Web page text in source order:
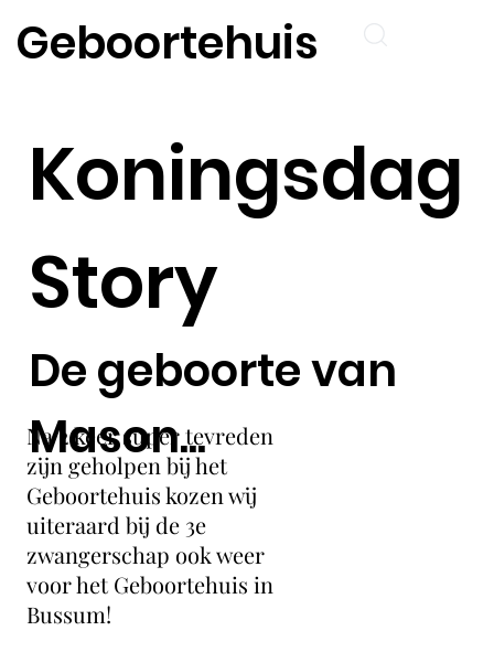
Geboortehuis
Na 2 keer super tevreden
zijn geholpen bij het
Geboortehuis kozen wij
uiteraard bij de 3e
zwangerschap ook weer
voor het Geboortehuis in
Bussum!
Koningsdag
Story
De geboorte van
Mason...